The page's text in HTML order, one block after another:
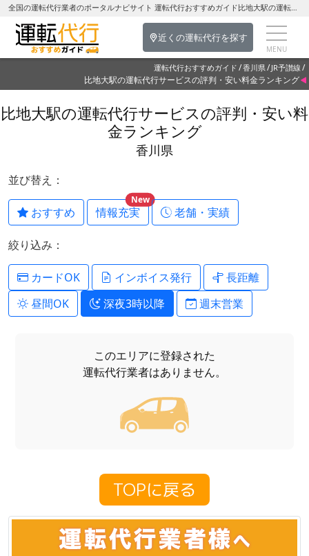
全国の運転代行業者のポータルナビサイト 運転代行おすすめガイド比地大駅の運転代行を探す-香川県の運転代行
近くの運転代行を探す
運転代行おすすめガイド 香川県 JR予讃線
比地大駅の運転代行サービスの評判・安い料金ランキング
比地大駅の運転代行サービスの評判・安い料
金ランキング
香川県
並び替え：
おすすめ 情報充実
New
老舗・実績
絞り込み：
カードOK インボイス発行
長距離
昼間OK
深夜3時以降 週末営業
このエリアに登録された
運転代行業者はありません。
TOPに戻る